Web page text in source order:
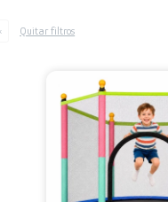
Quitar filtros